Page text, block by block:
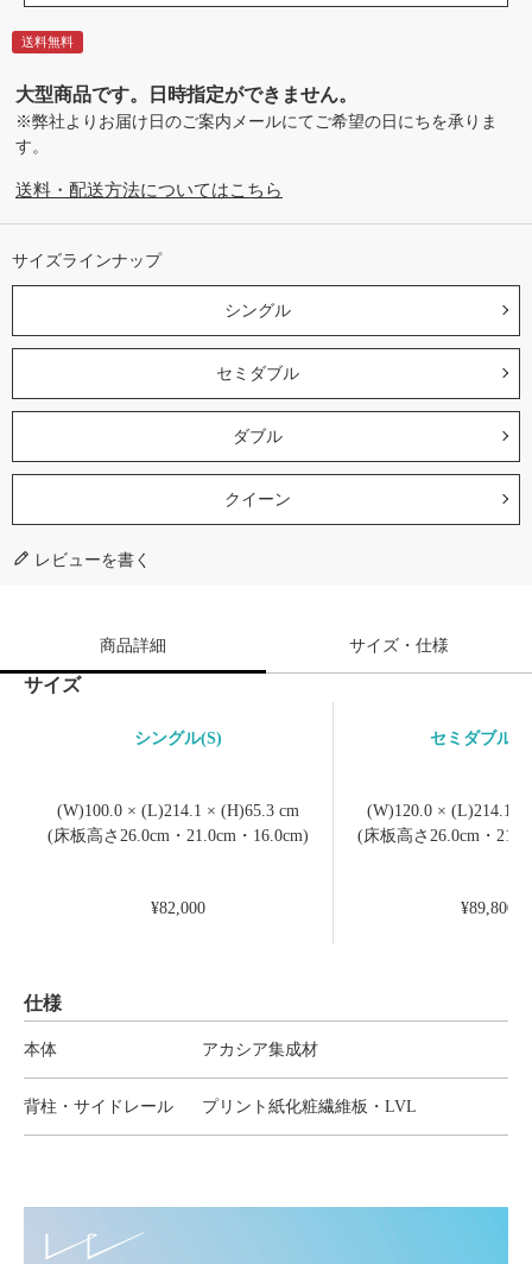
送料無料
大型商品です。日時指定ができません。
※弊社よりお届け日のご案内メールにてご希望の日にちを承りま
す。
送料・配送方法についてはこちら
サイズラインナップ
シングル
セミダブル
ダブル
クイーン
レビューを書く
商品詳細 サイズ・仕様
サイズ
シングル(S) セミダブル
(W)100.0 × (L)214.1 × (H)65.3 cm
(床板高さ26.0cm・21.0cm・16.0cm)
(W)120.0 × (L)214.1 ×
(床板高さ26.0cm・
¥82,000 ¥89,800
仕様
本体 アカシア集成材
背柱・サイドレール プリント紙化粧繊維板・LVL